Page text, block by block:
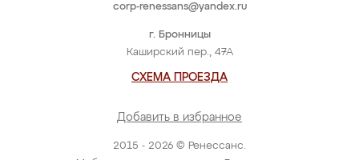
2015 - 2026 © Ренессанс.
г. Бронницы
Каширский пер., 47А
СХЕМА ПРОЕЗДА
Добавить в избранное
corp-renessans@yandex.ru